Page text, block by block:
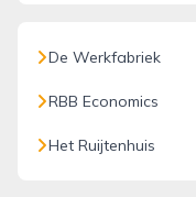
De Werkfabriek
RBB Economics
Het Ruijtenhuis